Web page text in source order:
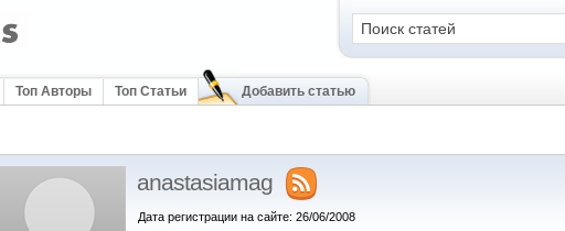
Топ Авторы Топ Статьи Добавить статью
anastasiamag
Дата регистрации на сайте: 26/06/2008